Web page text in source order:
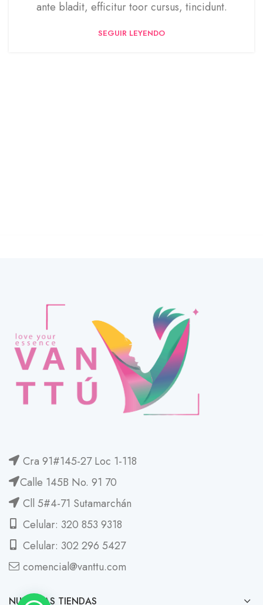
ante bladit, efficitur toor cursus, tincidunt.
SEGUIR LEYENDO
Cra 91#145-27 Loc 1-118
Calle 145B No. 91 70
Cll 5#4-71 Sutamarchán
Celular: 320 853 9318
Celular: 302 296 5427
comencial@vanttu.com
NUESTRAS TIENDAS